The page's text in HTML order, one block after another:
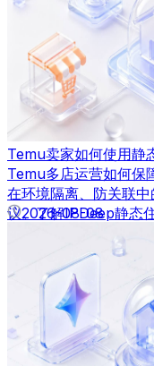
Temu卖家如何使用静
Temu多店运营如何保
在环境隔离、防关联
议。了解IPDeep静态
2026-08-08